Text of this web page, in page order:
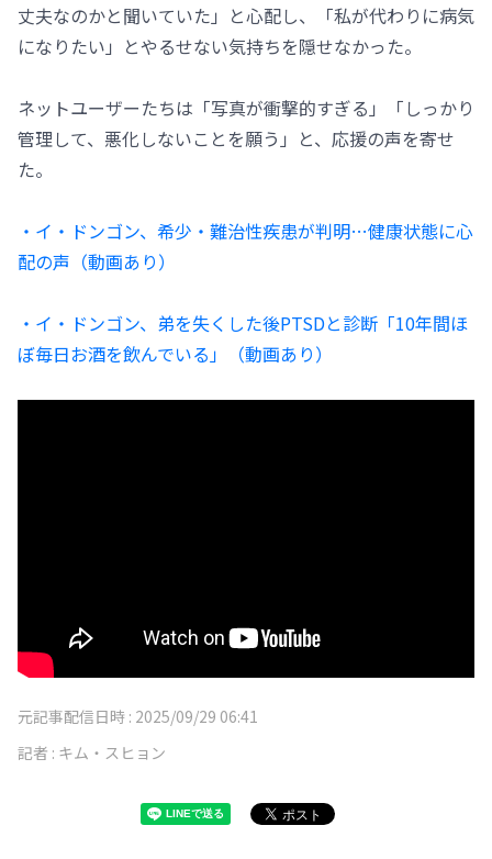
丈夫なのかと聞いていた」と心配し、「私が代わりに病気
になりたい」とやるせない気持ちを隠せなかった。
ネットユーザーたちは「写真が衝撃的すぎる」「しっかり
管理して、悪化しないことを願う」と、応援の声を寄せ
た。
・イ・ドンゴン、希少・難治性疾患が判明…健康状態に心
配の声（動画あり）
・イ・ドンゴン、弟を失くした後PTSDと診断「10年間ほ
ぼ毎日お酒を飲んでいる」（動画あり）
元記事配信日時 : 2025/09/29 06:41
記者 : キム・スヒョン